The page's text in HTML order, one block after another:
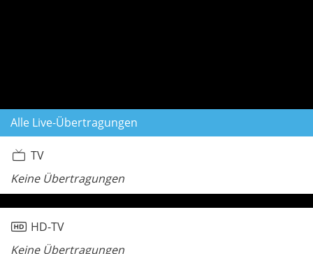
Alle Live-Übertragungen
TV
Keine Übertragungen
HD-TV
Keine Übertragungen